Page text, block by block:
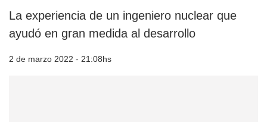
La experiencia de un ingeniero nuclear que
ayudó en gran medida al desarrollo
2 de marzo 2022 - 21:08hs